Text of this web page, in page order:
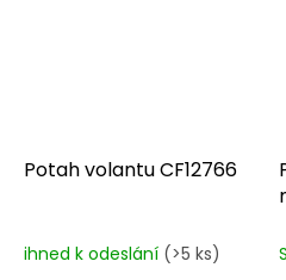
Potah volantu CF12766
ihned k odeslání (>5 ks)